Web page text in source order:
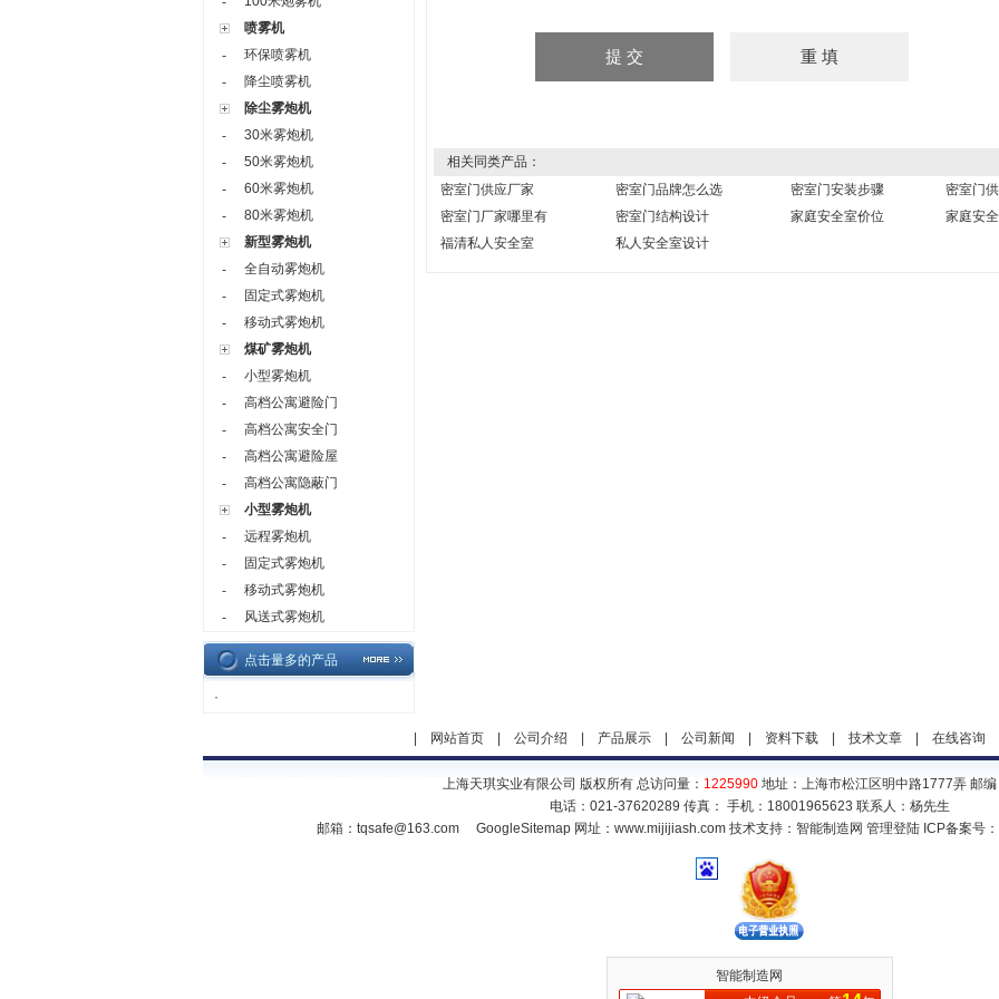
喷雾机
-
环保喷雾机
-
降尘喷雾机
除尘雾炮机
-
30米雾炮机
-
50米雾炮机
-
60米雾炮机
-
80米雾炮机
新型雾炮机
-
全自动雾炮机
-
固定式雾炮机
-
移动式雾炮机
煤矿雾炮机
-
小型雾炮机
-
高档公寓避险门
-
高档公寓安全门
-
高档公寓避险屋
-
高档公寓隐蔽门
小型雾炮机
-
远程雾炮机
-
固定式雾炮机
-
移动式雾炮机
-
风送式雾炮机
点击量多的产品
·
相关同类产品：
密室门供应厂家
密室门品牌怎么选 密室门安装步骤
密室门
密室门厂家哪里有
密室门结构设计 家庭安全室价位
家庭安
福清私人安全室
私人安全室设计
网站首页| 公司介绍 产品展示| 公司新闻 资料下载| 技术文章| 在线咨询
上海天琪实业有限公司 版权所有 总访问量： 1225990地址：上海市松江区明中路1777弄 邮
电话：021-37620289 传真： 手机：18001965623 联系人：杨先生
邮箱： tqsafe@163.com GoogleSitemap 网址：www.mijijiash.com 技术支持： 智能制造网 管理登陆 ICP备案号：
智能制造网